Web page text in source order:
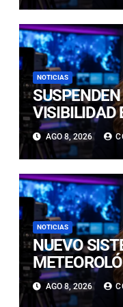
NOTICIAS
VISIBILIDAD
RETOMARÁ
AGO 8, 2026
NOTICIAS
NUEVO
LLUVIAS,
AGO 8, 2026